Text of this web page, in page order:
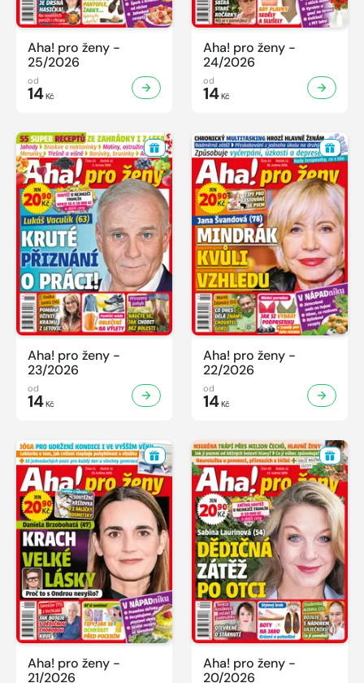
Aha! pro ženy -
25/2026
od
14Kč
Aha! pro ženy -
24/2026
od
14Kč
Aha! pro ženy -
23/2026
od
14Kč
Aha! pro ženy -
22/2026
od
14Kč
Aha! pro ženy -
21/2026
Aha! pro ženy -
20/2026